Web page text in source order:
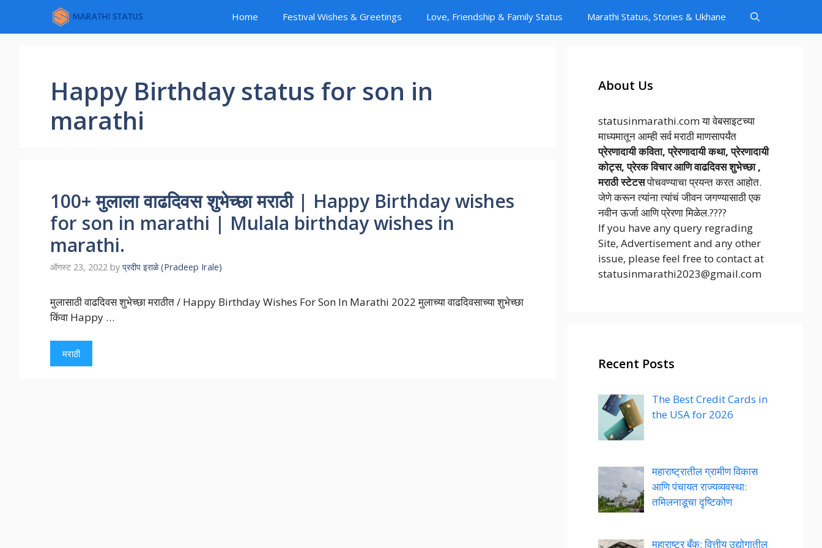
content
Home Festival Wishes & Greetings Love, Friendship & Family Status Marathi Status, Stories & Ukhane
Happy Birthday status for son in
marathi
100+ मुलाला वाढदिवस शुभेच्छा मराठी | Happy Birthday wishes
for son in marathi | Mulala birthday wishes in
marathi.
ऑगस्ट 23, 2022 by प्रदीप इराळे (Pradeep Irale)
मुलासाठी वाढदिवस शुभेच्छा मराठीत / Happy Birthday Wishes For Son In Marathi 2022 मुलाच्या वाढदिवसाच्या शुभेच्छा
किंवा Happy …
मराठी
About Us
statusinmarathi.com या वेबसाइटच्या
माध्यमातून आम्ही सर्व मराठी माणसापर्यंत
प्रेरणादायी कविता, प्रेरणादायी कथा, प्रेरणादायी
कोट्स, प्रेरक विचार आणि वाढदिवस शुभेच्छा ,
मराठी स्टेटसपोचवण्याचा प्रयन्त करत आहोत.
जेणे करून त्यांना त्यांचं जीवन जगण्यासाठी एक
नवीन ऊर्जा आणि प्रेरणा मिळेल.????
If you have any query regrading
Site, Advertisement and any other
issue, please feel free to contact at
statusinmarathi2023@gmail.com
Recent Posts
The Best Credit Cards in
the USA for 2026
महाराष्ट्रातील ग्रामीण विकास
आणि पंचायत राज्यव्यवस्था:
तमिलनाडूचा दृष्टिकोण
महाराष्ट्र बँक: वित्तीय उद्योगातील